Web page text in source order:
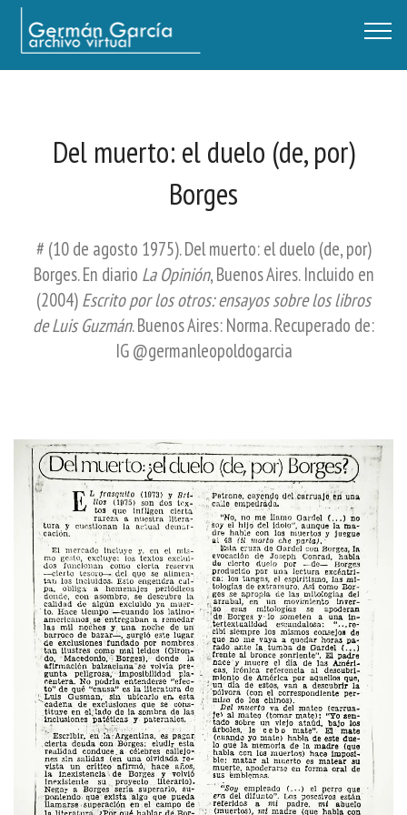
Germán García - Archivo Virtual / Centro Descartes, Buenos Aires
Del muerto: el duelo (de, por)
Borges
# (10 de agosto 1975). Del muerto: el duelo (de, por)
Borges. En diario La Opinión, Buenos Aires. Incluido en
(2004)Escrito por los otros: ensayos sobre los libros
de Luis Guzmán. Buenos Aires: Norma. Recuperado de:
IG @germanleopoldogarcia